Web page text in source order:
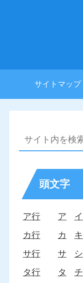
サイトマップ
頭文字
ア行 ア イ
カ行
カ キ
サ行
サ シ
タ行
タ チ